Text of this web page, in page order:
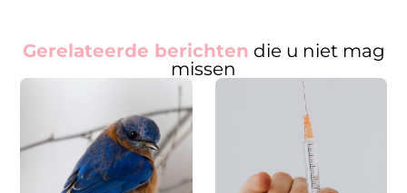
Gerelateerde berichten die u niet mag
missen